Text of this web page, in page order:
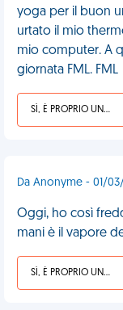
yoga per il buon
urtato il mio
mio computer. A
giornata FML. FML
SÌ, È PROPRIO UNA VDM!
Da Anonyme - 01/
Oggi, ho così
mani è il vapore
SÌ, È PROPRIO UNA VDM!